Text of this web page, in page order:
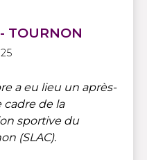
TOURNON
a eu lieu un après-
de la
sportive du
(SLAC).